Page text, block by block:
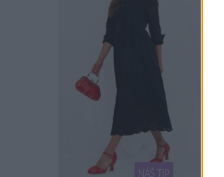
NÁŠ TIP